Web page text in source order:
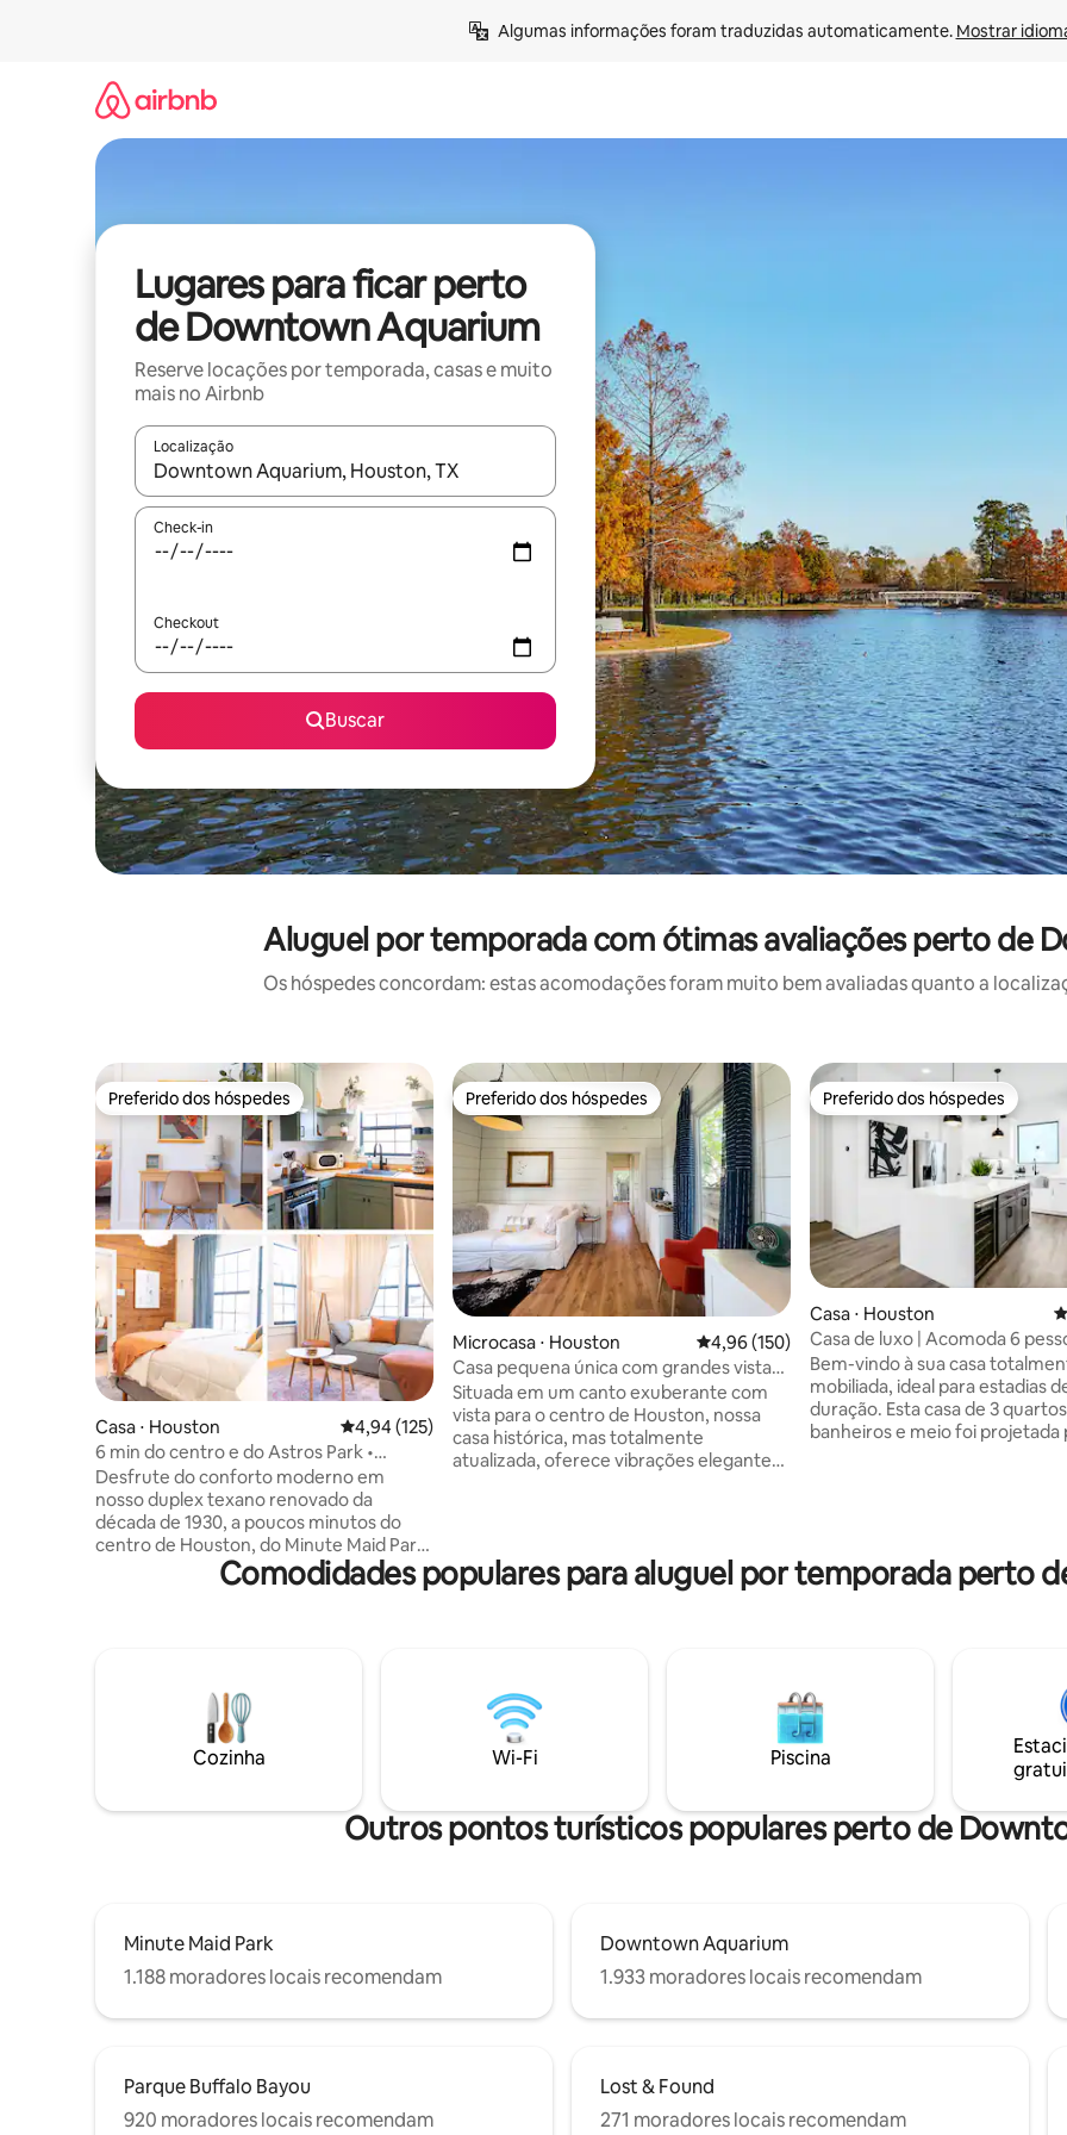
Algumas informações foram traduzidas automaticamente. Mostrar
Lugares para ficar perto
de Downtown Aquarium
Reserve locações por temporada, casas e muito
mais no Airbnb
Localização
Quando os resultados estiverem disponíveis, explore-os usando as seta para cima e para baixo do teclado ou tocando
Check-in
Checkout
Buscar
Aluguel por temporada com ótimas avaliações perto de
Os hóspedes concordam: estas acomodações foram muito bem avaliadas quanto a
Preferido dos hóspedes
Preferido dos hóspedes
Casa ⋅ Houston 4,94 de uma avaliação média de 5, 125 avaliações
4,94 (125)
6 min do centro e do Astros Park •
Estacionamento privativo
Desfrute do conforto moderno em
nosso duplex texano renovado da
década de 1930, a poucos minutos do
centro de Houston, do Minute Maid Park,
do NRG Stadium e muito mais. Este retiro
combina vibrações boutique com
minutos para o Texas Medical Center • 🏟️
18 minutos para o NRG Stadium • ✈️ 24
minutos para o Aeroporto IAH • ✈️ 26
minutos para o Aeroporto Hobby
estacionamento gratuito e Wi-Fi rápido.
A base ideal para explorar Houston -
Preferido dos hóspedes
Preferido dos hóspedes
Microcasa ⋅ Houston 4,96 de uma avaliação média de 5, 150
4,96 (150)
Casa pequena única com grandes vistas
+ quintal privativo!
Situada em um canto exuberante com
vista para o centro de Houston, nossa
casa histórica, mas totalmente
atualizada, oferece vibrações elegantes
para estadias prolongadas. Toda a
propriedade é sua, completa com quintal
destaques das atrações, bares e
restaurantes de Houston.
Preferido dos hóspedes
Preferido dos hóspedes
Casa ⋅ Houston
Casa de luxo | Acomoda 6
Centro da cidade e metrô
Bem-vindo à sua casa
mobiliada, ideal para estadias
duração. Esta casa de 3
banheiros e meio foi projetada
alta velocidade, smart TVs e
em casa. Localizada a poucos
bairros comerciais, a
entretenimento.
Comodidades populares para aluguel por temporada perto
Cozinha Wi-Fi Piscina
Outros pontos turísticos populares perto de
Minute Maid Park
1.188 moradores locais recomendam
Downtown Aquarium
1.933 moradores locais recomendam
Parque Buffalo Bayou
920 moradores locais recomendam
Lost & Found
271 moradores locais recomendam